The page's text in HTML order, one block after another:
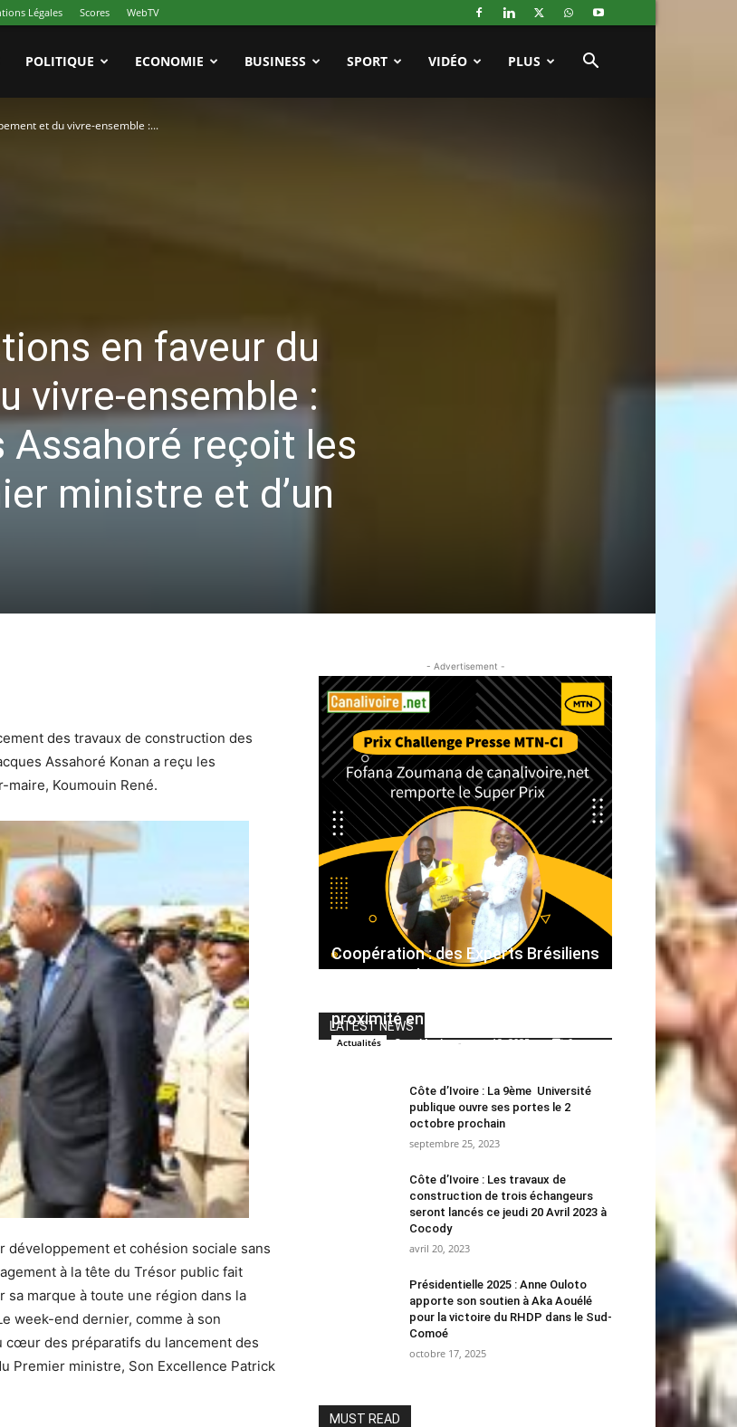
Légales Scores WebTV
POLITIQUE ECONOMIE BUSINESS SPORT VIDÉO PLUS
et du vivre-ensemble :...
en faveur du
vivre-ensemble :
Assahoré reçoit les
ministre et d’un
des travaux de construction des
Assahoré Konan a reçu les
Koumouin René.
et cohésion sociale sans
à la tête du Trésor public fait
sa marque à toute une région dans la
week-end dernier, comme à son
cœur des préparatifs du lancement des
Premier ministre, Son Excellence Patrick
- Advertisement -
LATEST NEWS
Coopération : des Experts Brésiliens
envisagent la construction
proximité en Côte d’Ivoire pour 2025
Actualités Canal Ivoire - mars 12, 2025 0
Côte d’Ivoire : La 9ème Université
publique ouvre ses portes le 2
octobre prochain
septembre 25, 2023
Côte d’Ivoire : Les travaux de
construction de trois échangeurs
seront lancés ce jeudi 20 Avril 2023 à
Cocody
avril 20, 2023
Présidentielle 2025 : Anne Ouloto
apporte son soutien à Aka Aouélé
pour la victoire du RHDP dans le Sud-
Comoé
octobre 17, 2025
MUST READ